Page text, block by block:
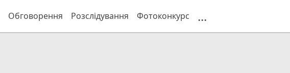
Обговорення Розслідування Фотоконкурс ...